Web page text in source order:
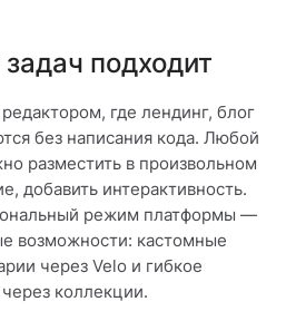
подходит
где лендинг, блог
без написания кода. Любой
разместить в произвольном
добавить интерактивность.
режим платформы —
возможности: кастомные
через Velo и гибкое
коллекции.